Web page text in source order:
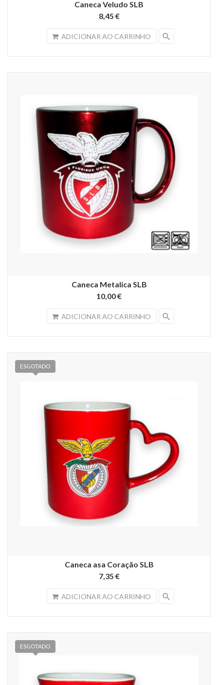
Caneca Veludo SLB
8,45 €
ADICIONAR AO CARRINHO search
Caneca Metalica SLB
10,00 €
ADICIONAR AO CARRINHO search
Caneca asa Coração SLB
7,35 €
ADICIONAR AO CARRINHO search
ESGOTADO
ESGOTADO